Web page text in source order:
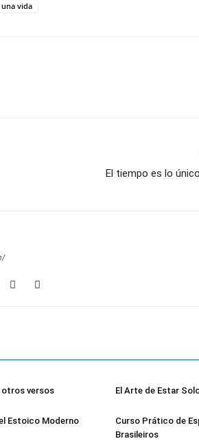
vida
El tiempo es lo
otros versos El Arte de Estar
Estoico Moderno
Curso Prático de
Brasileiros